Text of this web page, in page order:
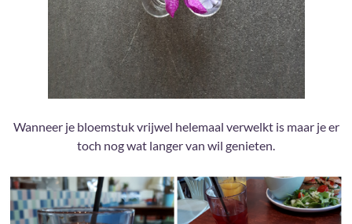
Wanneer je bloemstuk vrijwel helemaal verwelkt is maar je er
toch nog wat langer van wil genieten.